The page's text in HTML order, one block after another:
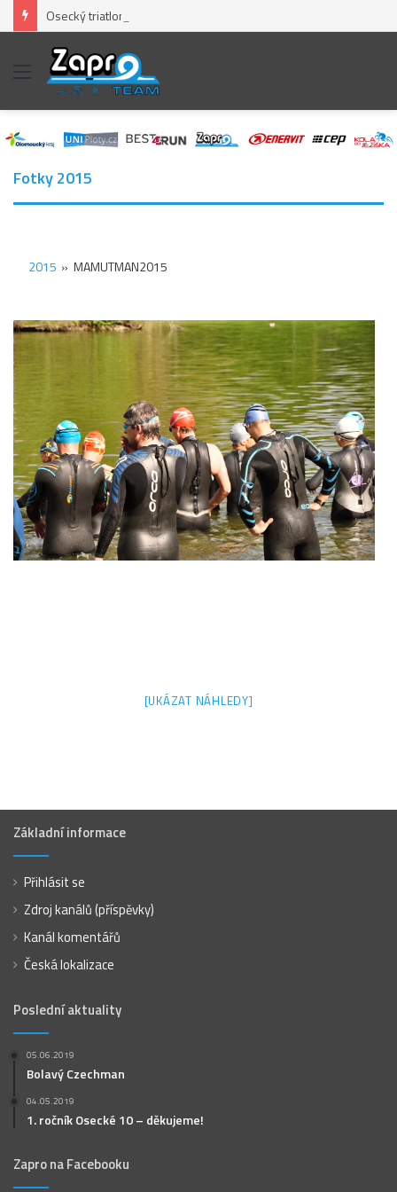
Osecký triatlon – opět pěkný „fičák“
Menu
Fotky 2015
2015 » MAMUTMAN2015
[UKÁZAT NÁHLEDY]
Základní informace
Přihlásit se
Zdroj kanálů (příspěvky)
Kanál komentářů
Česká lokalizace
Poslední aktuality
05.06.2019
Bolavý Czechman
04.05.2019
1. ročník Osecké 10 – děkujeme!
Zapro na Facebooku